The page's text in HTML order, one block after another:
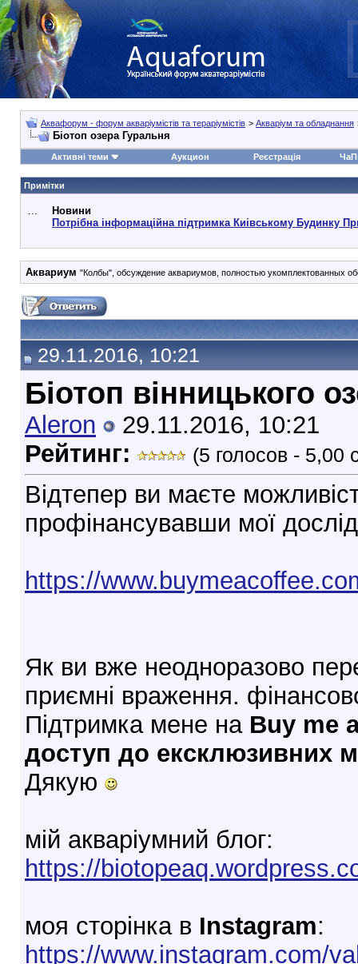
Аквафорум - форум акваріумістів та тераріумістів > Акваріум та обладнання
Біотоп озера Гуральня
Активні теми Аукцион Реєстрація
Примітки
...
Новини
Потрібна інформаційна підтримка Киівському Будинку
Аквариум "Колбы", обсуждение аквариумов, полностью укомплектованных
29.11.2016, 10:21
Біотоп вінницького
Aleron
29.11.2016, 10:21
Рейтинг:
(5 голосов - 5,00
Відтепер ви маєте
профінансувавши мої
https://
Як ви вже неодноразово
приємні враження.
Підтримка мене на Buy me
доступ до ексклюзивних
Дякую
мій акваріумний блог:
https://
моя сторінка в Instagram:
https://www.instagram.com/